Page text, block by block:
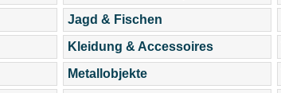
Jagd & Fischen
Kleidung & Accessoires
Metallobjekte